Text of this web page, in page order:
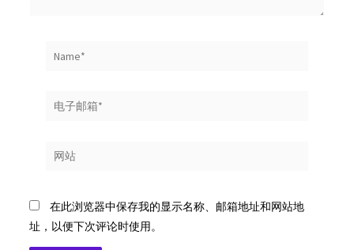
电
箱
网
在此浏览器中保存我的显示名称、邮箱地址和网站地
址，以便下次评论时使用。